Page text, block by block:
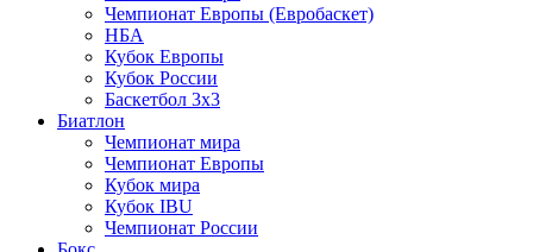
Чемпионат Европы (Евробаскет)
НБА
Кубок Европы
Кубок России
Баскетбол 3х3
Биатлон
Чемпионат мира
Чемпионат Европы
Кубок мира
Кубок IBU
Чемпионат России